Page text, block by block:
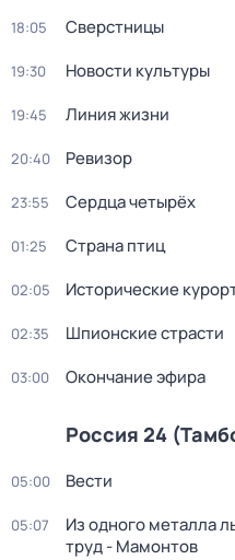
18:05 Сверстницы
19:30 Новости культуры
19:45 Линия жизни
20:40 Ревизор
23:55 Сердца четырёх
01:25 Страна птиц
02:05 Исторические
02:35 Шпионские страсти
03:00 Окончание эфира
Россия 24
05:00 Вести
05:07
Из одного металла
труд - Мамонтов